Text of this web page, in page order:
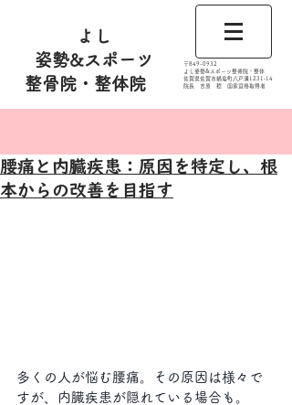
よし
姿勢&スポーツ
整骨院・整体院
​〒849-0932
よし姿勢&スポーツ整骨院・整体
佐賀県佐賀市鍋島町八戸溝1231‐14
​​院長 吉原 稔​ 国家資格取得者
腰痛と内臓疾患：原因を特定し、根
本からの改善を目指す
多くの人が悩む腰痛。その原因は様々で
すが、内臓疾患が隠れている場合も。